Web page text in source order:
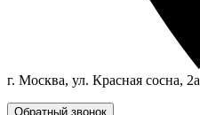
г. Москва, ул. Красная сосна, 2а
Обратный звонок